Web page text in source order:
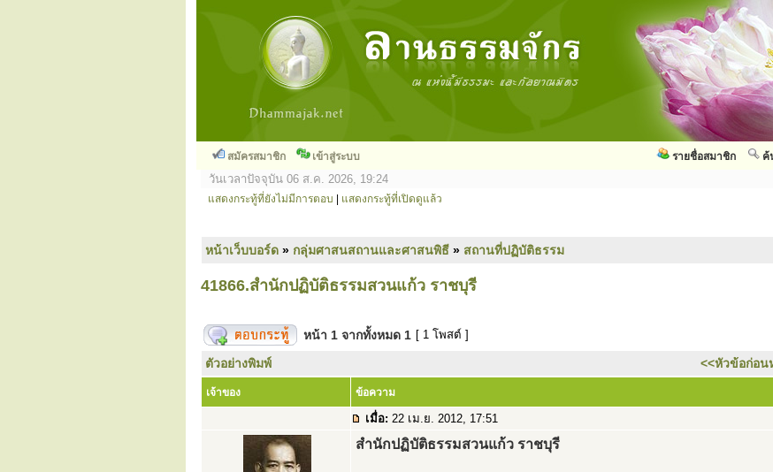
สมัครสมาชิก เข้าสู่ระบบ ค้
รายชื่อสมาชิก
วันเวลาปัจจุบัน 06 ส.ค. 2026, 19:24
แสดงกระทู้ที่ยังไม่มีการตอบ แสดงกระทู้ที่เปิดดูแล้ว
หน้าเว็บบอร์ด » กลุ่มศาสนสถานและศาสนพิธี » สถานที่ปฏิบัติธรรม
41866.สำนักปฏิบัติธรรมสวนแก้ว ราชบุรี
หน้า 1 จากทั้งหมด 1 [ 1 โพสต์ ]
ตัวอย่างพิมพ์ <<หัวข้อก่อน
เจ้าของ ข้อความ
เมื่อ: 22 เม.ย. 2012, 17:51
สำนักปฏิบัติธรรมสวนแก้ว ราชบุรี